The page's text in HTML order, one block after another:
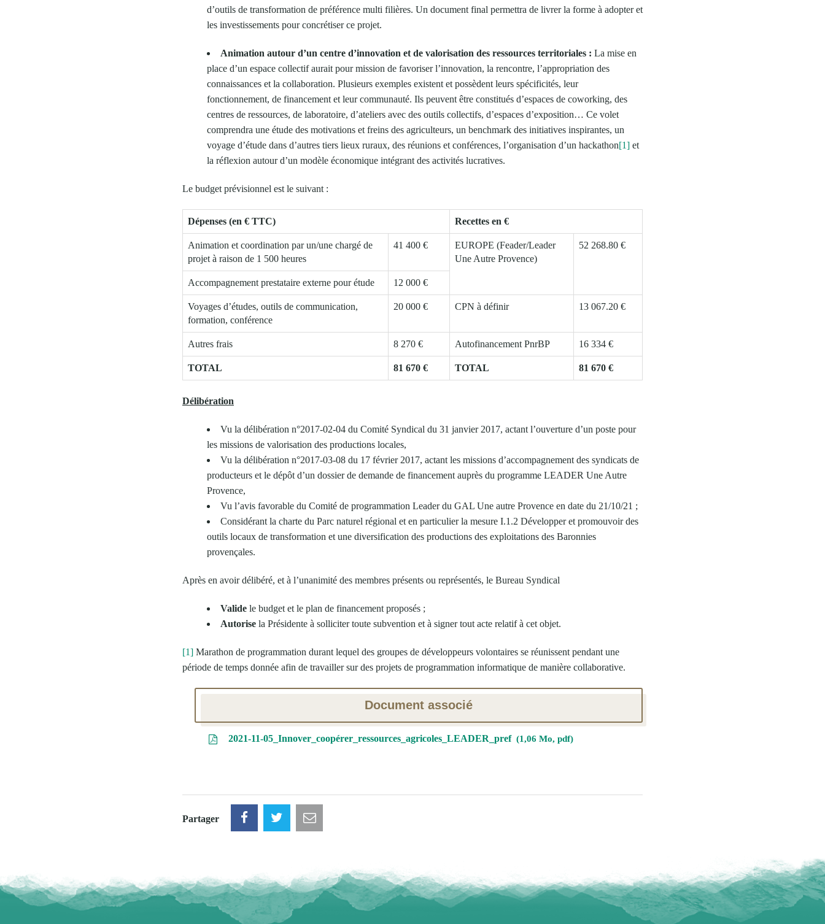
d’outils de transformation de préférence multi filières. Un document final permettra de livrer la forme à adopter et
les investissements pour concrétiser ce projet.
Animation autour d’un centre d’innovation et de valorisation des ressources territoriales : La mise en
place d’un espace collectif aurait pour mission de favoriser l’innovation, la rencontre, l’appropriation des
connaissances et la collaboration. Plusieurs exemples existent et possèdent leurs spécificités, leur
fonctionnement, de financement et leur communauté. Ils peuvent être constitués d’espaces de coworking, des
centres de ressources, de laboratoire, d’ateliers avec des outils collectifs, d’espaces d’exposition… Ce volet
comprendra une étude des motivations et freins des agriculteurs, un benchmark des initiatives inspirantes, un
voyage d’étude dans d’autres tiers lieux ruraux, des réunions et conférences, l’organisation d’un hackathon[1] et
la réflexion autour d’un modèle économique intégrant des activités lucratives.
Le budget prévisionnel est le suivant :
Dépenses (en € TTC) Recettes en €
Animation et coordination par un/une chargé de
projet à raison de 1 500 heures
41 400 €
EUROPE (Feader/Leader
Une Autre Provence)
52 268.80 €
Accompagnement prestataire externe pour étude 12 000 €
Voyages d’études, outils de communication,
formation, conférence
20 000 € CPN à définir 13 067.20 €
Autres frais 8 270 € Autofinancement PnrBP 16 334 €
TOTAL 81 670 € TOTAL 81 670 €
Délibération
Vu la délibération n°2017-02-04 du Comité Syndical du 31 janvier 2017, actant l’ouverture d’un poste pour
les missions de valorisation des productions locales,
Vu la délibération n°2017-03-08 du 17 février 2017, actant les missions d’accompagnement des syndicats de
producteurs et le dépôt d’un dossier de demande de financement auprès du programme LEADER Une Autre
Provence,
Vu l’avis favorable du Comité de programmation Leader du GAL Une autre Provence en date du 21/10/21 ;
Considérant la charte du Parc naturel régional et en particulier la mesure I.1.2 Développer et promouvoir des
outils locaux de transformation et une diversification des productions des exploitations des Baronnies
provençales.
Après en avoir délibéré, et à l’unanimité des membres présents ou représentés, le Bureau Syndical
Valide le budget et le plan de financement proposés ;
Autorise la Présidente à solliciter toute subvention et à signer tout acte relatif à cet objet.
[1] Marathon de programmation durant lequel des groupes de développeurs volontaires se réunissent pendant une
période de temps donnée afin de travailler sur des projets de programmation informatique de manière collaborative.
Document associé
2021-11-05_Innover_coopérer_ressources_agricoles_LEADER_pref 1,06 Mo, pdf
Partager